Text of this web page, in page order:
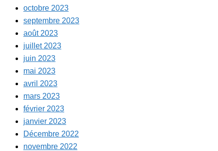
octobre 2023
septembre 2023
août 2023
juillet 2023
juin 2023
mai 2023
avril 2023
mars 2023
février 2023
janvier 2023
Décembre 2022
novembre 2022